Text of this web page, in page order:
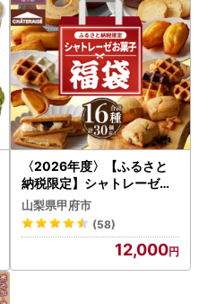
〈2026年度〉【ふるさと
納税限定】シャトレーゼ人
気お菓子勢ぞろい!! お菓子
福箱 シャトレーゼ
山梨県甲府市
(58)
12,000